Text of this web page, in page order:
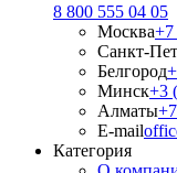
8 800 555 04 05
Москва+7
Санкт-
Белгород
Минск+3
Алматы
E-mail
Категория